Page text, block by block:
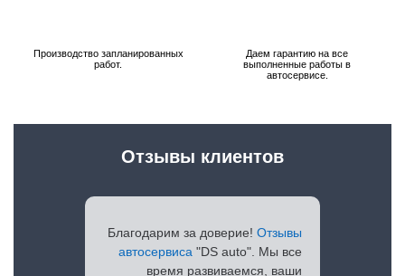
Производство запланированных
работ.
Даем гарантию на все
выполненные работы в
автосервисе.
Благодарим за доверие! Отзывы
автосервиса "DS auto". Мы все
время развиваемся, ваши
Отзывы клиентов